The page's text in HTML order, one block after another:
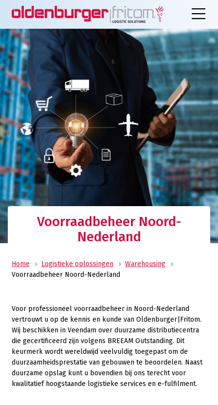
Voorraadbeheer Noord-
Nederland
Home Logistieke oplossingen
Warehousing
Voorraadbeheer Noord-Nederland
Voor professioneel voorraadbeheer in Noord-Nederland
vertrouwt u op de kennis en kunde van Oldenburger|Fritom.
Wij beschikken in Veendam over duurzame distributiecentra
die gecertificeerd zijn volgens BREEAM Outstanding. Dit
keurmerk wordt wereldwijd veelvuldig toegepast om de
duurzaamheidsprestatie van gebouwen te beoordelen. Naast
duurzame opslag kunt u bovendien bij ons terecht voor
kwalitatief hoogstaande logistieke services en e-fulfilment.